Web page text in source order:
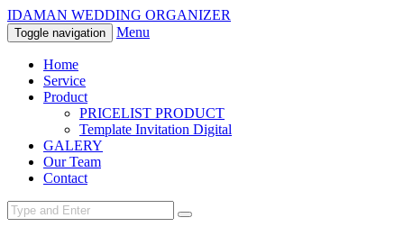
IDAMAN WEDDING ORGANIZER
Toggle navigation Menu
Home
Service
Product
PRICELIST PRODUCT
Template Invitation Digital
GALERY
Our Team
Contact